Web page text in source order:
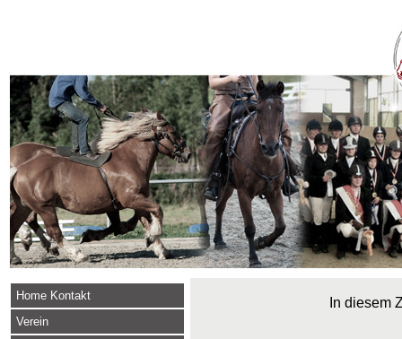
Home Kontakt
Verein
In diesem